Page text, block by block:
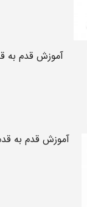
آموزش قدم به
آموزش قدم به